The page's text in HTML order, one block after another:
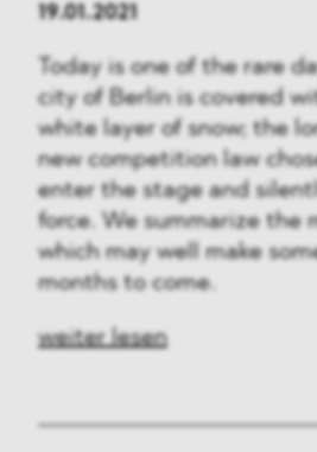
19.01.2021
Today is one of the rare
city of Berlin is covered
white layer of snow; the
new competition law
enter the stage and
force. We summarize the
which may well make
months to come.
weiter lesen